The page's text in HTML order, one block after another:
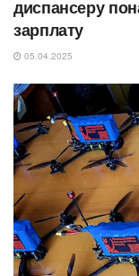
диспансеру
зарплату
05.04.2025